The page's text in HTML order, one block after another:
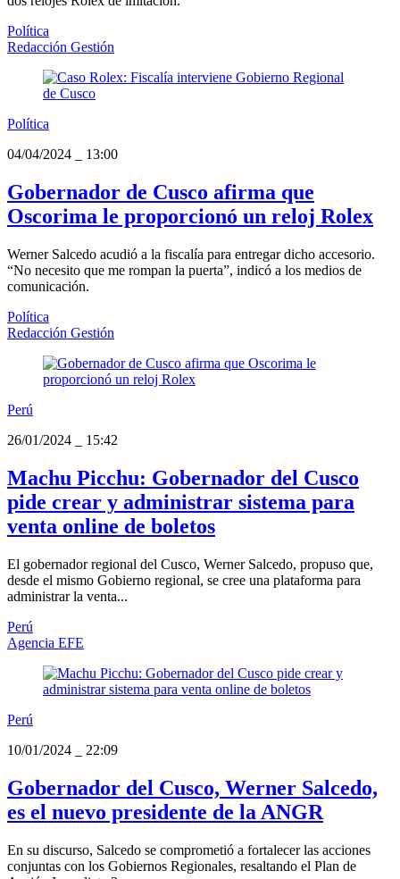
Política
Redacción Gestión
Política
04/04/2024
13:00
Gobernador de Cusco afirma que
Oscorima le proporcionó un reloj Rolex
Werner Salcedo acudió a la fiscalía para entregar dicho accesorio.
“No necesito que me rompan la puerta”, indicó a los medios de
comunicación.
Política
Redacción Gestión
Perú
26/01/2024
15:42
Machu Picchu: Gobernador del Cusco
pide crear y administrar sistema para
venta online de boletos
El gobernador regional del Cusco, Werner Salcedo, propuso que,
desde el mismo Gobierno regional, se cree una plataforma para
administrar la venta...
Perú
Agencia EFE
Perú
10/01/2024
22:09
Gobernador del Cusco, Werner Salcedo,
es el nuevo presidente de la ANGR
En su discurso, Salcedo se comprometió a fortalecer las acciones
conjuntas con los Gobiernos Regionales, resaltando el Plan de